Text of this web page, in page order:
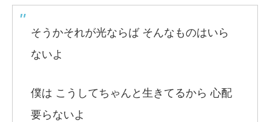
そうかそれが光ならば そんなものはいら
ないよ
僕は こうしてちゃんと生きてるから 心配
要らないよ